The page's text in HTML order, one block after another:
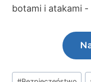
botami i atakami
Tagi